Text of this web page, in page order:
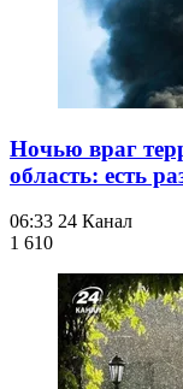
Ночью враг
область: есть
06:33 24 Канал
1 610